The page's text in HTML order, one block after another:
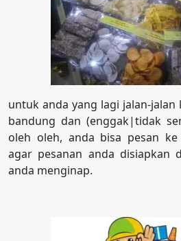
untuk anda yang lagi jalan-
bandung dan (enggak|tidak
oleh oleh, anda bisa pesan
agar pesanan anda disiapkan
anda menginap.